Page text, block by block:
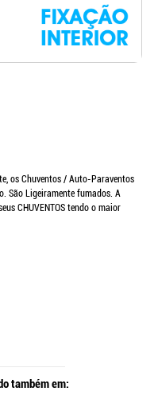
os Chuventos / Auto-Paraventos
São Ligeiramente fumados. A
CHUVENTOS tendo o maior
também em: